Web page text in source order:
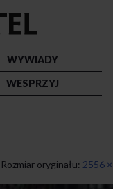
strony
WYWIADY
WESPRZYJ
Rozmiar oryginału: 2556 ×